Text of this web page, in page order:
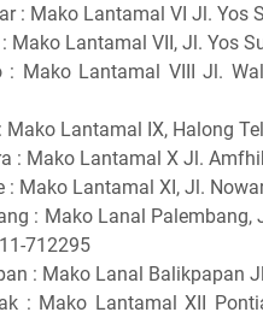
: Mako Lantamal VI Jl. Yos
Mako Lantamal VII, Jl. Yos
: Mako Lantamal VIII Jl.
Mako Lantamal IX, Halong
: Mako Lantamal X Jl.
: Mako Lantamal XI, Jl.
: Mako Lanal
712295
: Mako Lanal Balikpapan
: Mako Lantamal XII